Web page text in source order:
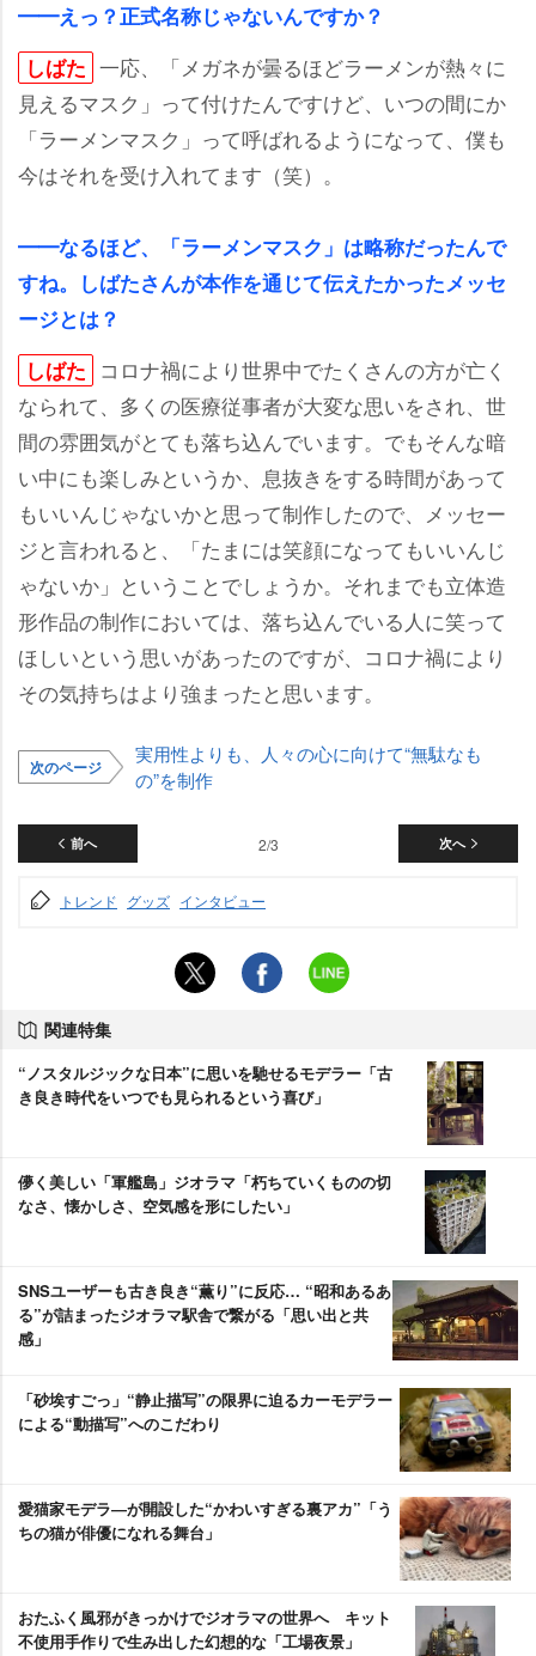
━━えっ？正式名称じゃないんですか？
しばた 一応、「メガネが曇るほどラーメンが熱々に
見えるマスク」って付けたんですけど、いつの間にか
「ラーメンマスク」って呼ばれるようになって、僕も
今はそれを受け入れてます（笑）。
━━なるほど、「ラーメンマスク」は略称だったんで
すね。しばたさんが本作を通じて伝えたかったメッセ
ージとは？
しばた コロナ禍により世界中でたくさんの方が亡く
なられて、多くの医療従事者が大変な思いをされ、世
間の雰囲気がとても落ち込んでいます。でもそんな暗
い中にも楽しみというか、息抜きをする時間があって
もいいんじゃないかと思って制作したので、メッセー
ジと言われると、「たまには笑顔になってもいいんじ
ゃないか」ということでしょうか。それまでも立体造
形作品の制作においては、落ち込んでいる人に笑って
ほしいという思いがあったのですが、コロナ禍により
その気持ちはより強まったと思います。
次のページ
実用性よりも、人々の心に向けて“無駄なも
の”を制作
前へ 次へ
2/3
トレンド グッズ インタビュー
関連特集
“ノスタルジックな日本”に思いを馳せるモデラー「古
き良き時代をいつでも見られるという喜び」
儚く美しい「軍艦島」ジオラマ「朽ちていくものの切
なさ、懐かしさ、空気感を形にしたい」
SNSユーザーも古き良き“薫り”に反応… “昭和あるあ
る”が詰まったジオラマ駅舎で繋がる「思い出と共
感」
「砂埃すごっ」“静止描写”の限界に迫るカーモデラー
による“動描写”へのこだわり
愛猫家モデラ―が開設した“かわいすぎる裏アカ”「う
ちの猫が俳優になれる舞台」
おたふく風邪がきっかけでジオラマの世界へ キット
不使用手作りで生み出した幻想的な「工場夜景」